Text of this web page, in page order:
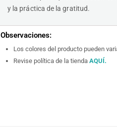
y la práctica de la gratitud.
Observaciones:
Los colores del producto pueden
Revise política de la tienda AQUÍ.